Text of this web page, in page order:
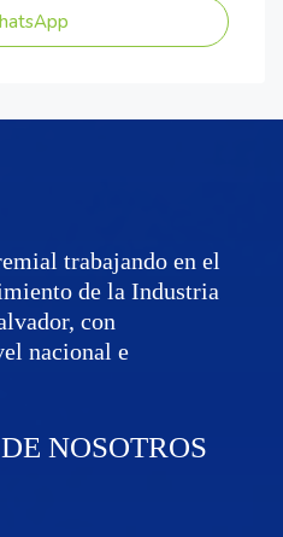
trabajando en el
de la Industria
con
nacional e
NOSOTROS